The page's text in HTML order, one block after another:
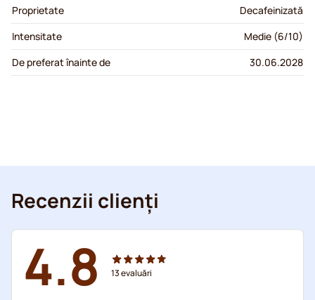
Proprietate
Decafeinizată
Intensitate
Medie (6/10)
De preferat înainte de
30.06.2028
Recenzii clienți
4.8 13evaluări